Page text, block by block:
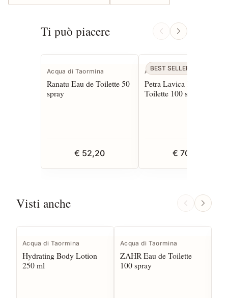
Ti può piacere
Acqua di Taormina
Ranatu Eau de Toilette 50
spray
€ 52,20
BEST SELLER
Acqua di Taormina
Petra Lavica Eau de
Toilette 100 spray
€ 70,20
Visti anche
Acqua di Taormina
Hydrating Body Lotion
250 ml
Acqua di Taormina
ZAHR Eau de Toilette
100 spray